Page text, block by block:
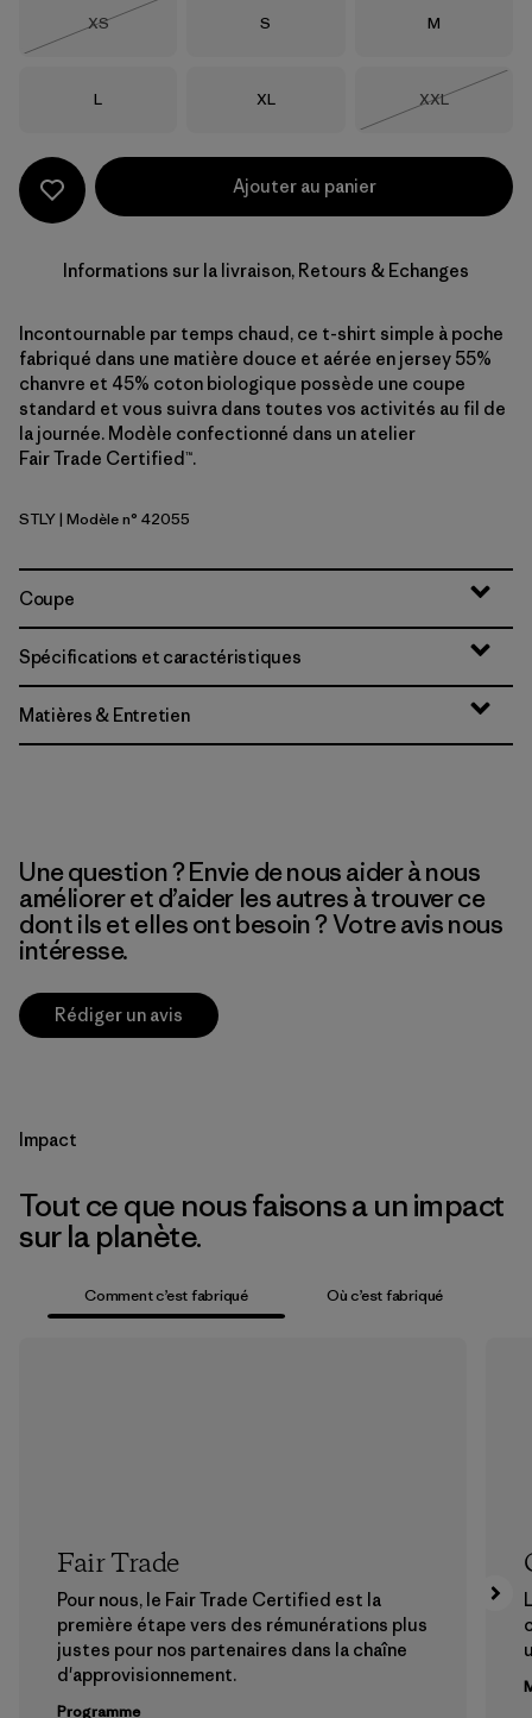
Taille
XS
Taille
S Taille
M
Taille
L Taille
XL Taille
XXL
Ajouter au panier
Informations sur la livraison, Retours & Echanges
Incontournable par temps chaud, ce t-shirt simple à poche
fabriqué dans une matière douce et aérée en jersey 55%
chanvre et 45% coton biologique possède une coupe
standard et vous suivra dans toutes vos activités au fil de
la journée. Modèle confectionné dans un atelier
Fair Trade Certified™.
Steps: Limestone Yellow
STLY| Modèle n° 42055
Coupe
Spécifications et caractéristiques
Matières & Entretien
Une question ? Envie de nous aider à nous
améliorer et d’aider les autres à trouver ce
dont ils et elles ont besoin ? Votre avis nous
intéresse.
Rédiger un avis
Impact
Tout ce que nous faisons a un impact
sur la planète.
Comment c’est fabriqué Où c’est fabriqué
Fair Trade
Pour nous, le Fair Trade Certified est la
première étape vers des rémunérations plus
justes pour nos partenaires dans la chaîne
d'approvisionnement.
Programme